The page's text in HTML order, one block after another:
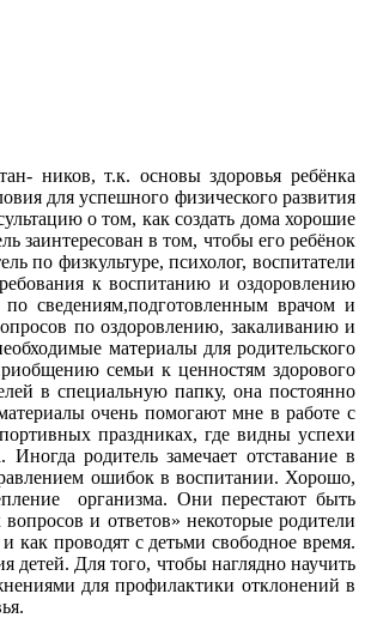
ников, т.к. основы здоровья ребёнка
для успешного физического развития
о том, как создать дома хорошие
заинтересован в том, чтобы его ребёнок
по физкультуре, психолог, воспитатели
к воспитанию и оздоровлению
сведениям,подготовленным врачом и
по оздоровлению, закаливанию и
материалы для родительского
семьи к ценностям здорового
в специальную папку, она постоянно
очень помогают мне в работе с
праздниках, где видны успехи
родитель замечает отставание в
ошибок в воспитании. Хорошо,
организма. Они перестают быть
и ответов» некоторые родители
как проводят с детьми свободное время.
детей. Для того, чтобы наглядно научить
для профилактики отклонений в